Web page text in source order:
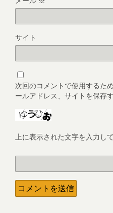
サイト
次回のコメントで使用するた
ールアドレス、サイトを保存す
上に表示された文字を入力し